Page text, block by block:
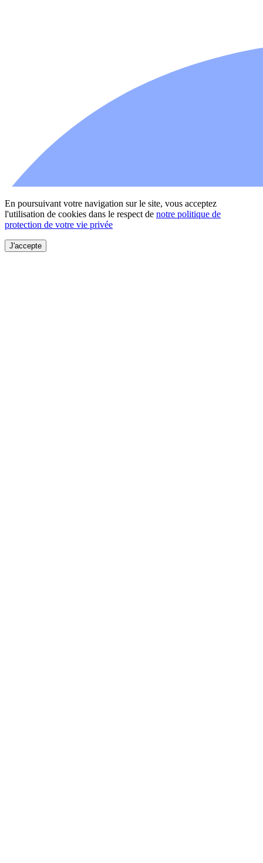
En poursuivant votre navigation sur le site, vous acceptez
l'utilisation de cookies dans le respect de notre politique de
protection de votre vie privée
J'accepte